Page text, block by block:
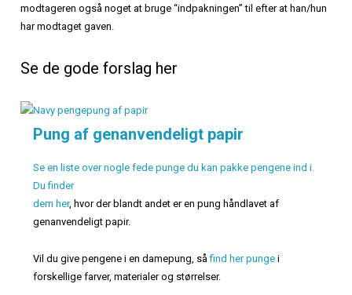
modtageren også noget at bruge “indpakningen” til efter at han/hun
har modtaget gaven.
Se de gode forslag her
Pung af genanvendeligt papir
Se en liste over nogle fede punge du kan pakke pengene ind i.
Du finder
dem her, hvor der blandt andet er en pung håndlavet af
genanvendeligt papir.
Vil du give pengene i en damepung, såfind her punge i
forskellige farver, materialer og størrelser.